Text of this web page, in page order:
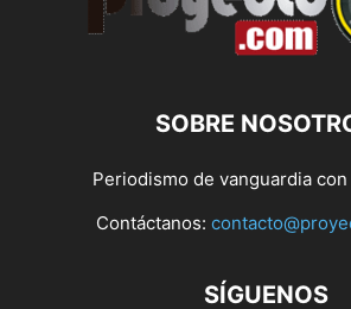
SOBRE
Periodismo de vanguardia
Contáctanos:
SÍGUENOS